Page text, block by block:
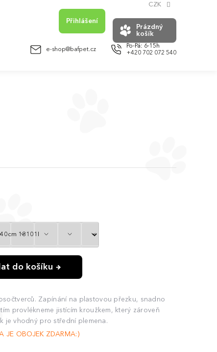
+420 702 072 540
e-shop@bafpet.cz
CZK
Přihlášení
NÁKUPNÍ
KOŠÍK
Prázdný
košík
do košíku
Zapínání na plastovou přezku, snadno
provlékneme jistícím kroužkem, který zároveň
je vhodný pro střední plemena.
JE OBOJEK ZDARMA:)